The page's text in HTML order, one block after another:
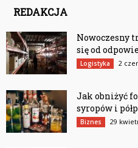
REDAKCJA
Nowoczesny
się od
Logistyka 2
Jak obniżyć
syropów i
Biznes 29